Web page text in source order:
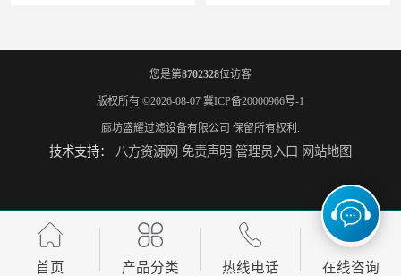
液氨除油除杂质过滤器 高效液氨过滤器生产厂家 焦炉煤气除焦油过滤器 煤气净化设备
您是第8702328位访客
版权所有 ©2026-08-07 冀ICP备20000966号-1
廊坊盛耀过滤设备有限公司 保留所有权利.
技术支持： 八方资源网 免责声明 管理员入口 网站地图
首页 产品分类 热线电话 在线咨询